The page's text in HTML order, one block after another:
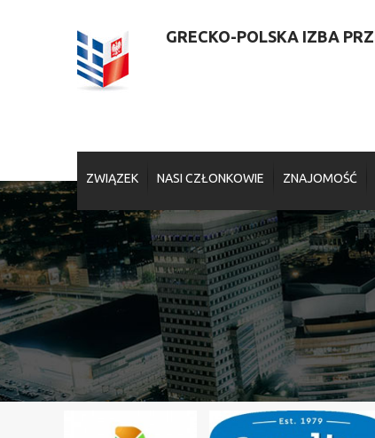
GRECKO-POLSKA IZBA
ZWIĄZEK NASI CZŁONKOWIE ZNAJOMOŚĆ